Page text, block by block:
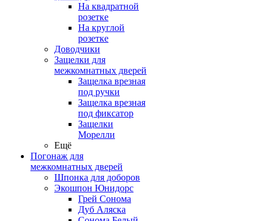
На квадратной
розетке
На круглой
розетке
Доводчики
Защелки для
межкомнатных дверей
Защелка врезная
под ручки
Защелка врезная
под фиксатор
Защелки
Морелли
Ещё
Погонаж для
межкомнатных дверей
Шпонка для доборов
Экошпон Юнидорс
Грей Сонома
Дуб Аляска